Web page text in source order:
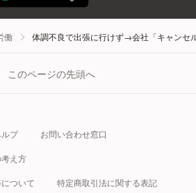
働 体調不良で出張に行けず→会社「キャン
このページの先頭へ
プ お問い合わせ窓口
え方
ついて 特定商取引法に関する表記